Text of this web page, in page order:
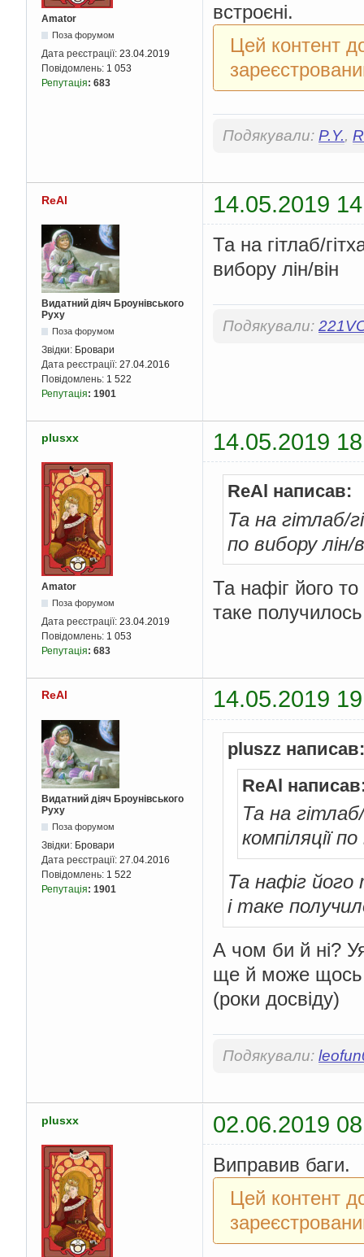
Amator
Поза форумом
Дата реєстрації: 23.04.2019
Повідомлень: 1 053
Репутація: 683
встроєні.
Цей контент
Подякували: P.Y.,
ReAl 14.05.2019
Видатний діяч Броунівського
Руху
Поза форумом
Звідки: Бровари
Дата реєстрації: 27.04.2016
Повідомлень: 1 522
Репутація: 1901
Та на гітлаб/
вибору лін/він
Подякували:
plusxx 14.05.2019
Amator
Поза форумом
Дата реєстрації: 23.04.2019
Повідомлень: 1 053
Репутація: 683
ReAl написав:
Та на гітлаб/
по вибору лін/
Та нафіг його
таке
ReAl 14.05.2019
Видатний діяч Броунівського
Руху
Поза форумом
Звідки: Бровари
Дата реєстрації: 27.04.2016
Повідомлень: 1 522
Репутація: 1901
pluszz написав:
ReAl
Та на
компіляції
Та нафіг
і таке
А чом би й ні?
ще й може щось
(роки досвіду)
Подякували:
plusxx 02.06.2019
Виправив баги.
Цей контент